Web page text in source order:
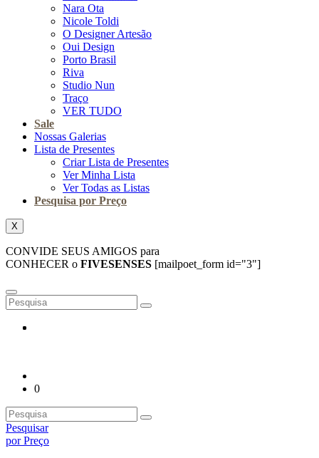
Nara Ota
Nicole Toldi
O Designer Artesão
Oui Design
Porto Brasil
Riva
Studio Nun
Traço
VER TUDO
Sale
Nossas Galerias
Lista de Presentes
Criar Lista de Presentes
Ver Minha Lista
Ver Todas as Listas
Pesquisa por Preço
X
CONVIDE SEUS AMIGOS para
CONHECER o FIVESENSES [mailpoet_form id="3"]
0
Pesquisar
por Preço